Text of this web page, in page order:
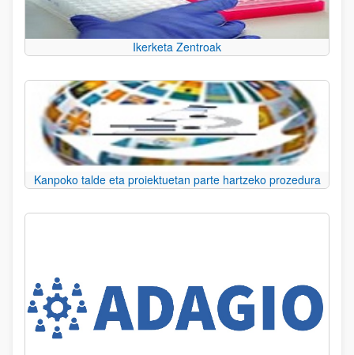
Ikerketa Zentroak
Kanpoko talde eta proiektuetan parte hartzeko prozedura